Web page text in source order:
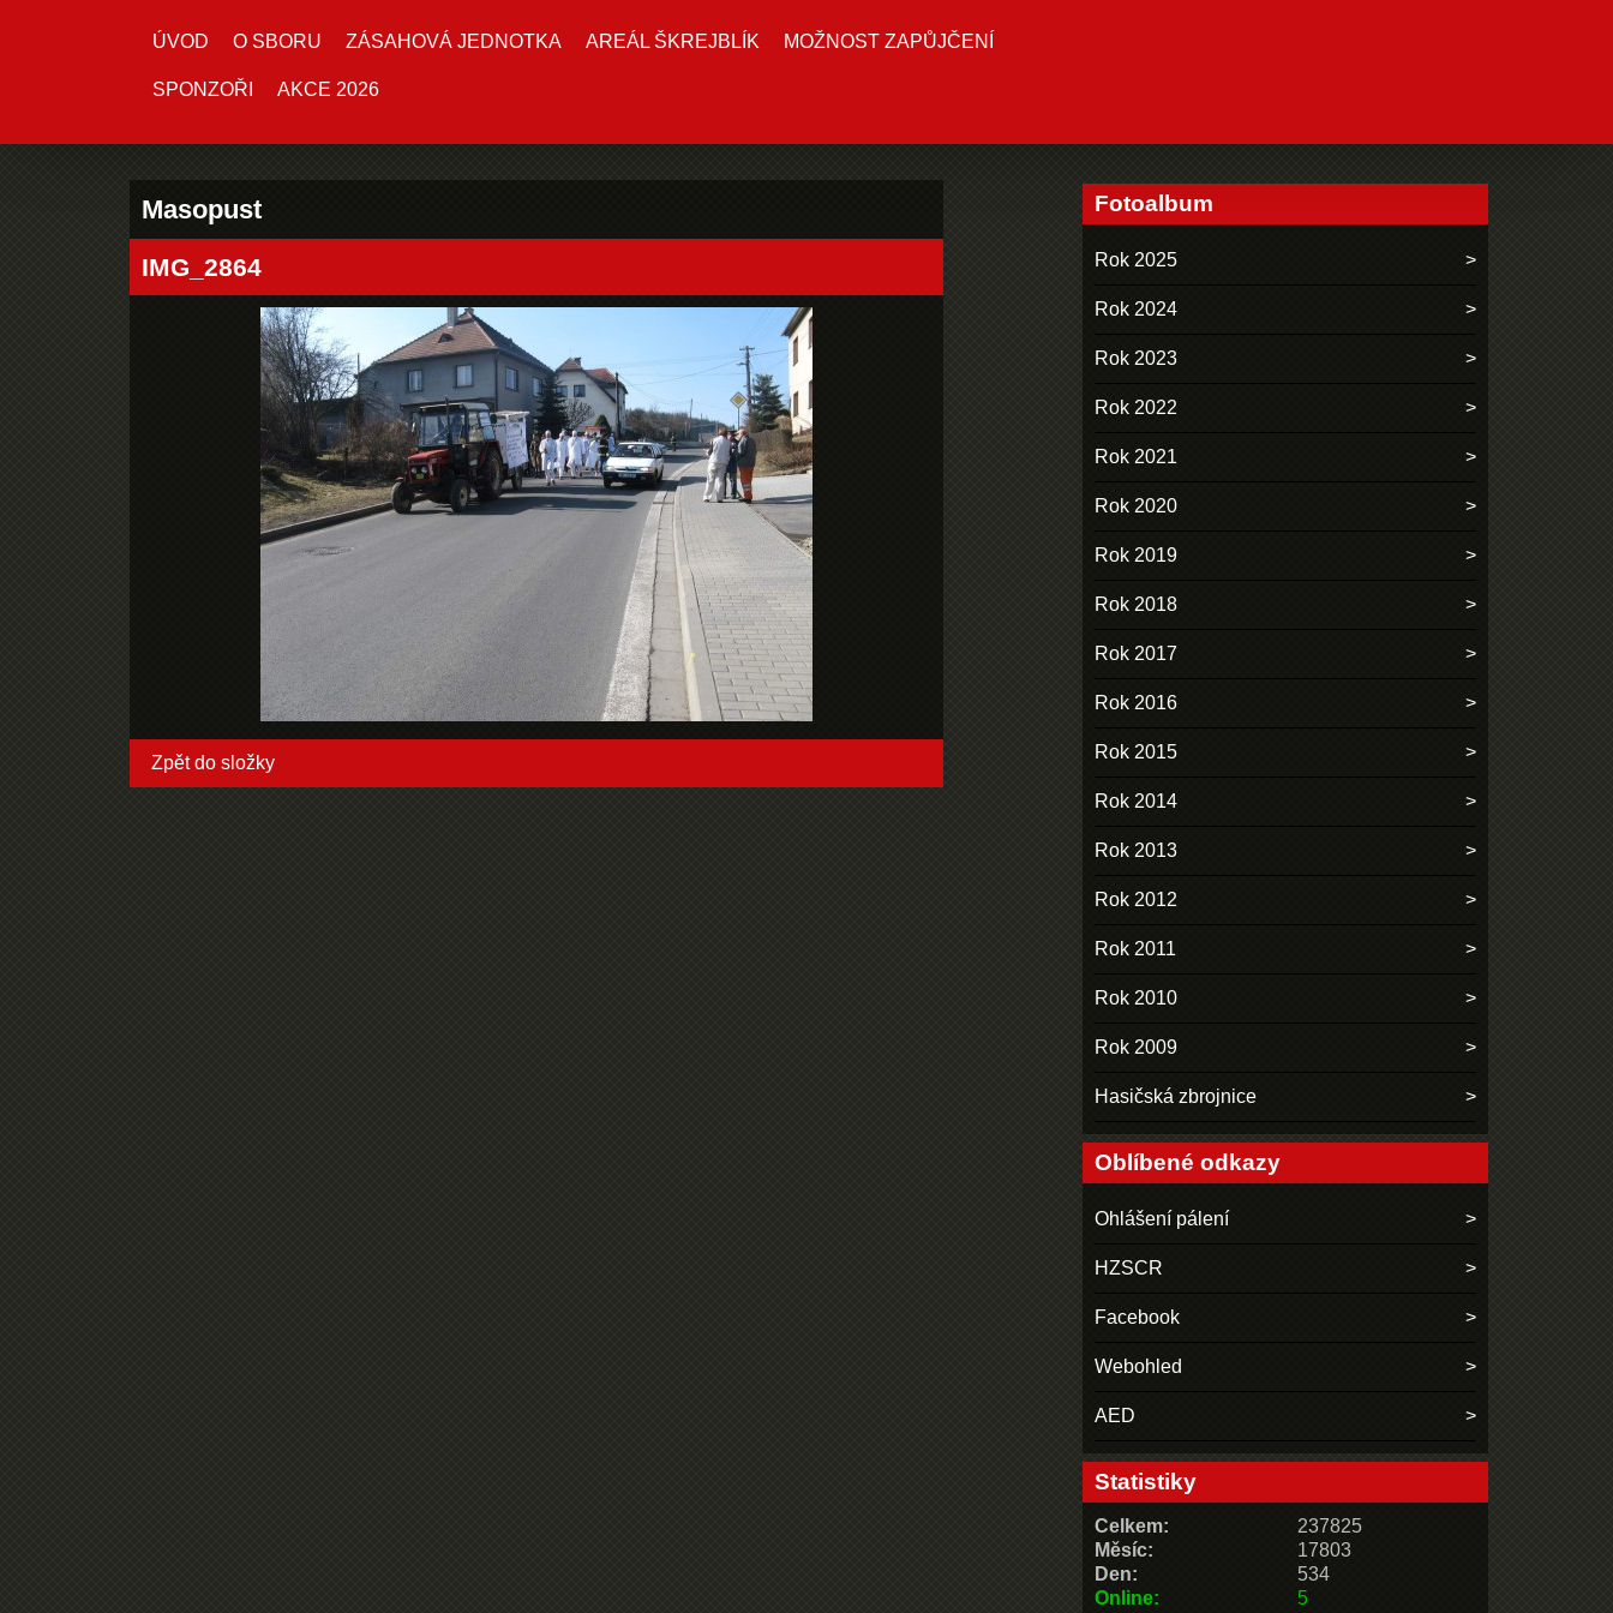
ÚVOD O SBORU ZÁSAHOVÁ JEDNOTKA AREÁL ŠKREJBLÍK MOŽNOST ZAPŮJČENÍ
SPONZOŘI AKCE 2026
Masopust
IMG_2864
Zpět do složky
Fotoalbum
Rok 2025
Rok 2024
Rok 2023
Rok 2022
Rok 2021
Rok 2020
Rok 2019
Rok 2018
Rok 2017
Rok 2016
Rok 2015
Rok 2014
Rok 2013
Rok 2012
Rok 2011
Rok 2010
Rok 2009
Hasičská zbrojnice
Oblíbené odkazy
Ohlášení pálení
HZSCR
Facebook
Webohled
AED
Statistiky
Online: 5
Celkem:
237825
Měsíc:
17803
Den:
534